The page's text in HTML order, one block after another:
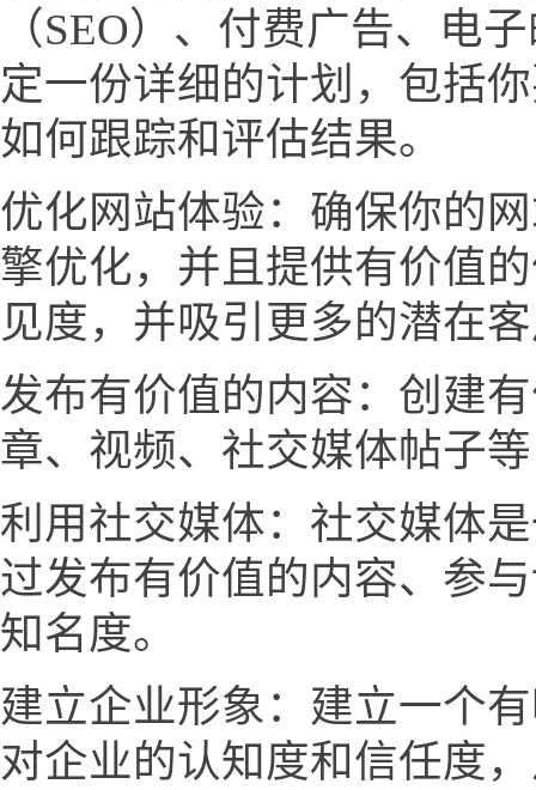
（SEO）、付费广告、电
定一份详细的计划，包括
如何跟踪和评估结果。
优化网站体验：确保你的
擎优化，并且提供有价值
见度，并吸引更多的潜在
发布有价值的内容：创建
章、视频、社交媒体帖子
利用社交媒体：社交媒体
过发布有价值的内容、参
知名度。
建立企业形象：建立一个
对企业的认知度和信任度